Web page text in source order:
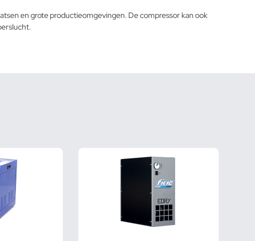
en grote productieomgevingen. De compressor kan ook